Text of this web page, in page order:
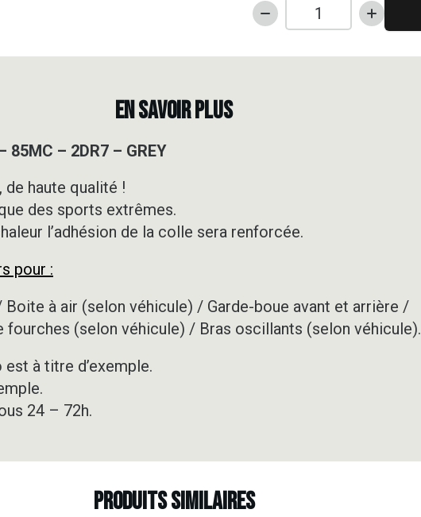
quantité
Kit
-
EN SAVOIR PLUS
– 2DR7 – GREY
haute qualité !
des sports extrêmes.
l’adhésion de la colle sera renforcée.
pour :
à air (selon véhicule) / Garde-boue avant et arrière /
fourches (selon véhicule) / Bras oscillants (selon véhicule).
à titre d’exemple.
24 – 72h.
Produits similaires